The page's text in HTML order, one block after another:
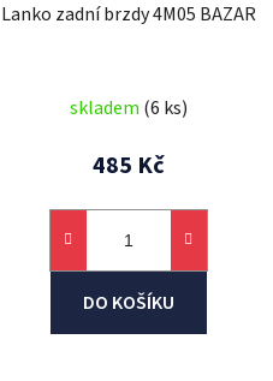
Lanko zadní brzdy 4M05 BAZAR
skladem (6 ks)
485 Kč
DO KOŠÍKU